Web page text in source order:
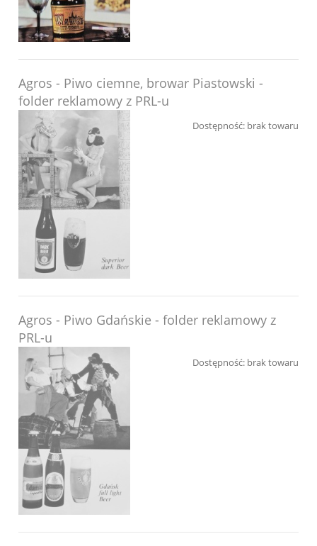
Agros - Piwo ciemne, browar Piastowski -
folder reklamowy z PRL-u
Dostępność: brak towaru
Agros - Piwo Gdańskie - folder reklamowy z
PRL-u
Dostępność: brak towaru